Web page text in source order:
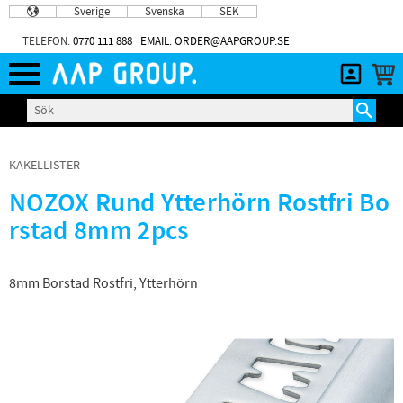
Meny
Sverige Svenska SEK
TELEFON:0770 111 888 EMAIL: ORDER@AAPGROUP.SE
KAKELLISTER
NOZOX Rund Ytterhörn Rostfri Bo
rstad 8mm 2pcs
8mm Borstad Rostfri, Ytterhörn